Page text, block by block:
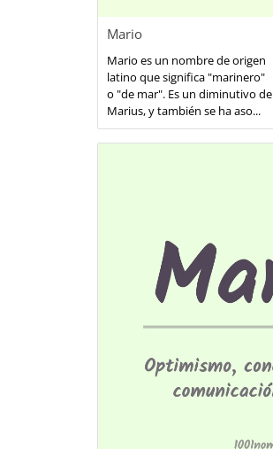
Mario
Mario es un nombre de origen
latino que significa "marinero"
o "de mar". Es un diminutivo de
Marius, y también se ha aso...